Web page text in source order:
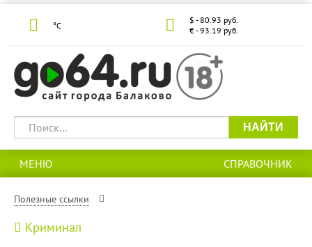
°С
$ - 80.93 руб.
€ - 93.19 руб.
НАЙТИ
МЕНЮ СПРАВОЧНИК
Полезные ссылки
Криминал